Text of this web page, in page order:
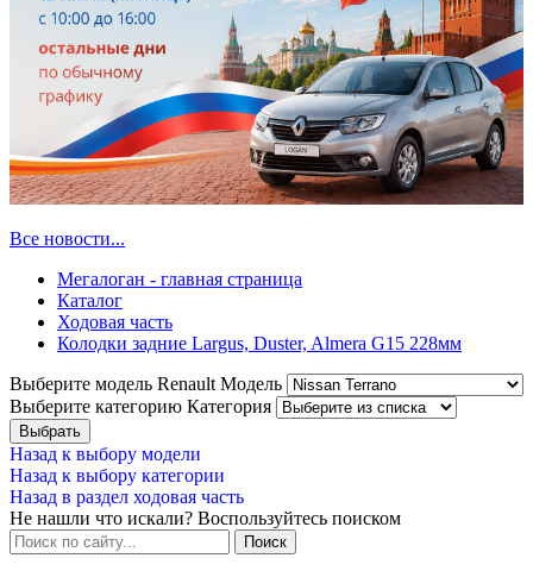
Все новости...
Мегалоган - главная страница
Каталог
Ходовая часть
Колодки задние Largus, Duster, Almera G15 228мм
Выберите модель Renault Модель
Выберите категорию Категория
Назад к выбору модели
Назад к выбору категории
Назад в раздел ходовая часть
Не нашли что искали? Воспользуйтесь поиском